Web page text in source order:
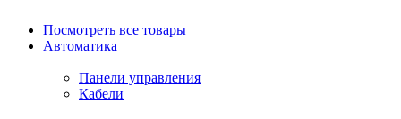
Посмотреть все товары
Автоматика
Панели управления
Кабели